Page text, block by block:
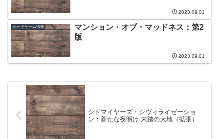
2023.09.01
ボードゲーム情報
マンション・オブ・マッドネス：第2
版
2023.09.01
シドマイヤーズ・シヴィライゼーショ
ン：新たな夜明け 未踏の大地（拡張）